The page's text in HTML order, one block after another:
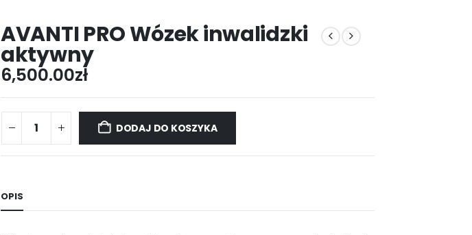
AVANTI PRO Wózek inwalidzki
aktywny
6,500.00zł
DODAJ DO KOSZYKA
OPIS